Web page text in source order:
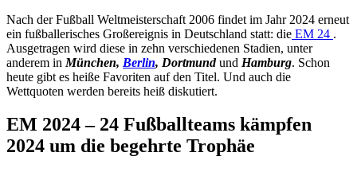
Nach der Fußball Weltmeisterschaft 2006 findet im Jahr 2024 erneut
ein fußballerisches Großereignis in Deutschland statt: die EM 24 .
Ausgetragen wird diese in zehn verschiedenen Stadien, unter
anderem in München, Berlin, Dortmundund Hamburg. Schon
heute gibt es heiße Favoriten auf den Titel. Und auch die
Wettquoten werden bereits heiß diskutiert.
EM 2024 – 24 Fußballteams kämpfen
2024 um die begehrte Trophäe